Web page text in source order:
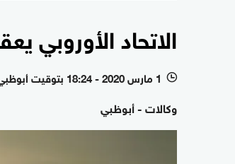
الاتحاد الأوروبي
l 1 مارس 2020 - 18:24 بتوقيت أبوظبي
وكالات - أبوظبي